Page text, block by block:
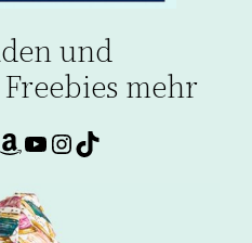
und
mehr
YouTube
Instagram
TikTok